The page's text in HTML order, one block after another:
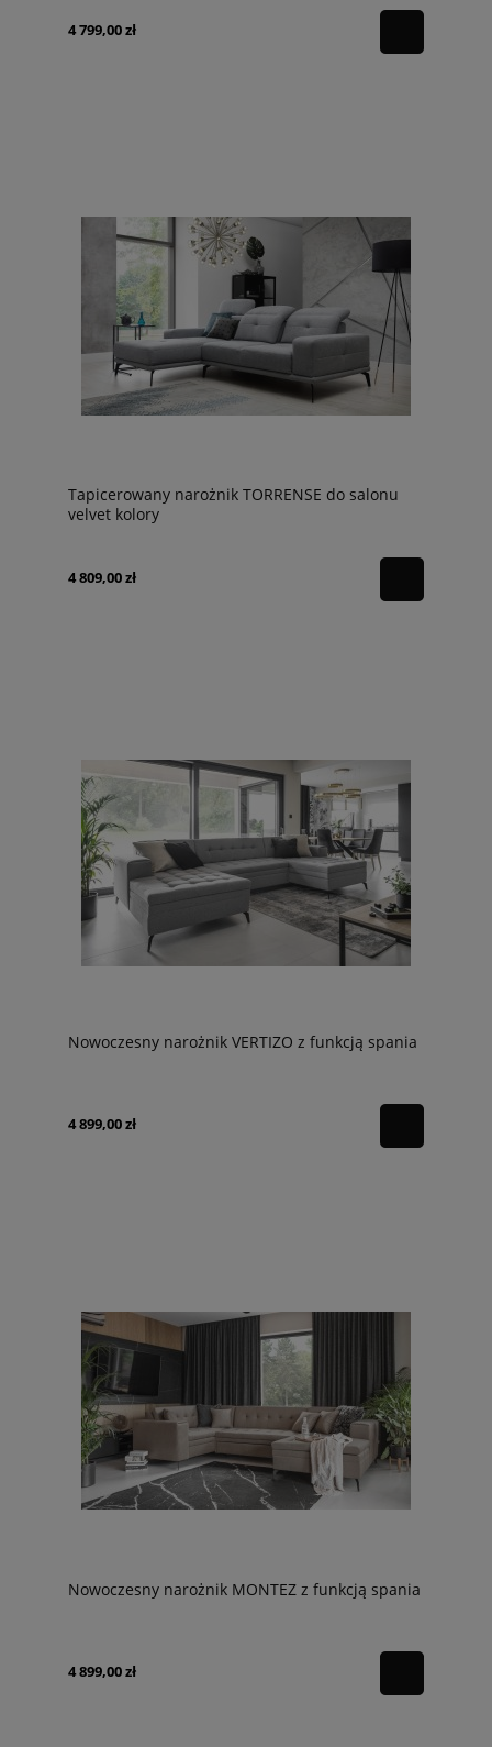
4 799,00 zł
Tapicerowany narożnik TORRENSE do salonu
velvet kolory
4 809,00 zł
Nowoczesny narożnik VERTIZO z funkcją spania
4 899,00 zł
Nowoczesny narożnik MONTEZ z funkcją spania
4 899,00 zł